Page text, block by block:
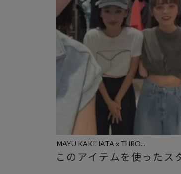
MAYU KAKIHATA x THRO...
このアイテムを使ったス